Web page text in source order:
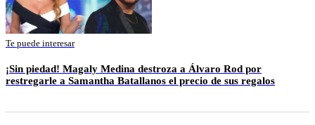
Te puede interesar
¡Sin piedad! Magaly Medina destroza a Álvaro Rod por
restregarle a Samantha Batallanos el precio de sus regalos